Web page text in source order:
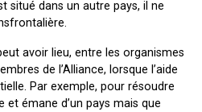
situé dans un autre pays, il ne
avoir lieu, entre les organismes
de l’Alliance, lorsque l’aide
Par exemple, pour résoudre
émane d’un pays mais que